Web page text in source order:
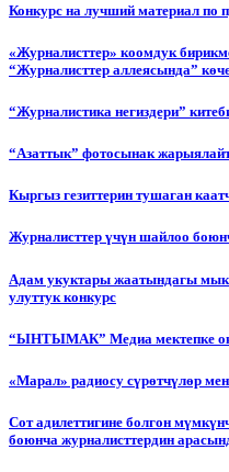
Конкурс на лучший материал по
«Журналисттер» коомдук
“Журналисттер аллеясында”
“Журналистика негиздери”
“Азаттык” фотосынак
Кыргыз гезиттерин тушаган
Журналисттер үчүн шайлоо
Адам укуктары жаатындагы
улуттук конкурс
“ЫНТЫМАК” Медиа мектепке
«Марал» радиосу сүрөтчүлөр
Сот адилеттигине болгон
боюнча журналисттердин